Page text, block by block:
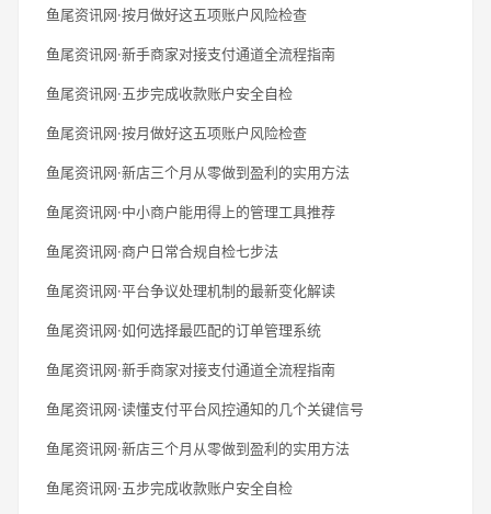
鱼尾资讯网·按月做好这五项账户风险检查
鱼尾资讯网·新手商家对接支付通道全流程指南
鱼尾资讯网·五步完成收款账户安全自检
鱼尾资讯网·按月做好这五项账户风险检查
鱼尾资讯网·新店三个月从零做到盈利的实用方法
鱼尾资讯网·中小商户能用得上的管理工具推荐
鱼尾资讯网·商户日常合规自检七步法
鱼尾资讯网·平台争议处理机制的最新变化解读
鱼尾资讯网·如何选择最匹配的订单管理系统
鱼尾资讯网·新手商家对接支付通道全流程指南
鱼尾资讯网·读懂支付平台风控通知的几个关键信号
鱼尾资讯网·新店三个月从零做到盈利的实用方法
鱼尾资讯网·五步完成收款账户安全自检